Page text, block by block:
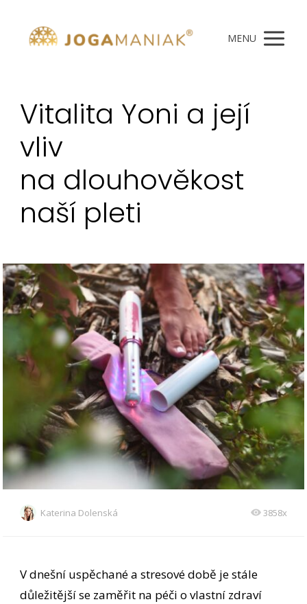
MENU
Vitalita Yoni a její
vliv
na dlouhověkost
naší pleti
Katerina Dolenská 3858x
V dnešní uspěchané a stresové době je stále
důležitější se zaměřit na péči o vlastní zdraví